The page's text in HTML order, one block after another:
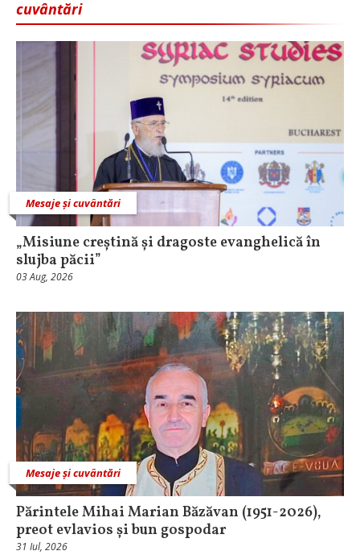
cuvântări
Mesaje și cuvântări
„Misiune creștină și dragoste evanghelică în
slujba păcii”
03 Aug, 2026
Mesaje și cuvântări
Părintele Mihai Marian Băzăvan (1951-2026),
preot evlavios și bun gospodar
31 Iul, 2026